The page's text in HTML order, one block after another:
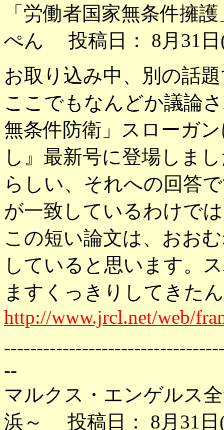
「労働者国家無条件擁
ぺん 投稿日： 8月31日
お取り込み中、別の話
ここでもなんどか議論
無条件防衛」スローガ
し』最新号に登場しま
らしい、それへの回答
が一致しているわけで
この短い論文は、おお
していると思います。
ますくっきりしてきた
http://www.jrcl.net/web/
--
マルクス・エンゲルス
浜～ 投稿日： 8月31日(